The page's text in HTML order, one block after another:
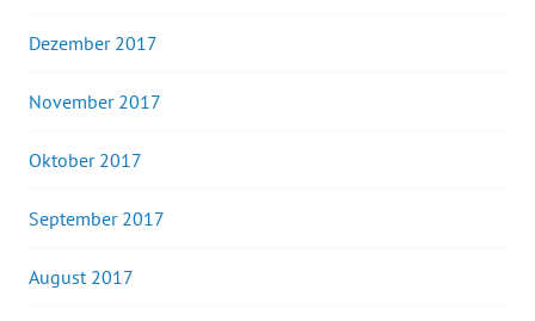
Dezember 2017
November 2017
Oktober 2017
September 2017
August 2017